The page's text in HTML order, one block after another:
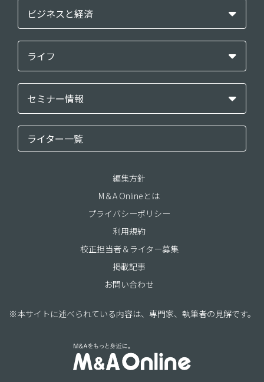
ビジネスと経済
ライフ
セミナー情報
ライター一覧
編集方針
M＆A Onlineとは
プライバシーポリシー
利用規約
校正担当者＆ライター募集
掲載記事
お問い合わせ
※本サイトに述べられている内容は、専門家、執筆者の見解です。